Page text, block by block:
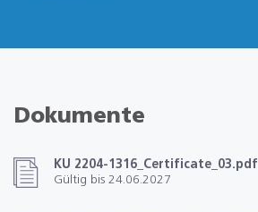
Dokumente
KU 2204-1316_Certificate_03.pdf
Gültig bis 24.06.2027